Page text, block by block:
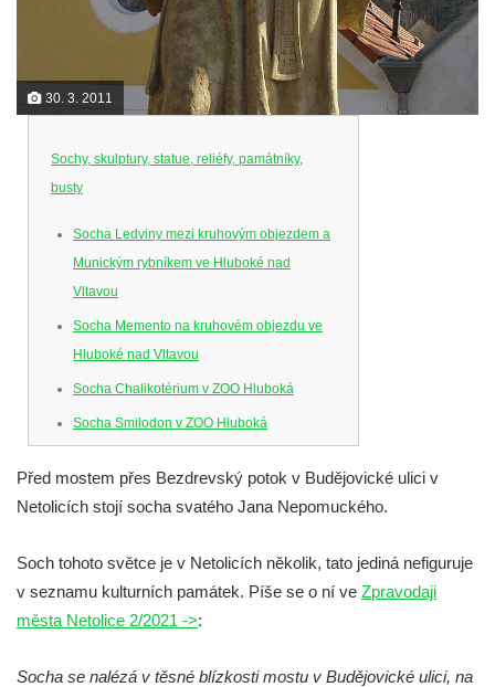
30. 3. 2011
Sochy, skulptury, statue, reliéfy, památníky,
busty
Socha Ledviny mezi kruhovým objezdem a
Munickým rybníkem ve Hluboké nad
Vltavou
Socha Memento na kruhovém objezdu ve
Hluboké nad Vltavou
Socha Chalikotérium v ZOO Hluboká
Socha Smilodon v ZOO Hluboká
Socha Koroun bezzubý v ZOO Hluboká
Socha Medvěd jeskynní v ZOO Hluboká
Socha Mamutí lebka v ZOO Hluboká
Socha Mamut srstnatý v ZOO Hluboká
Před mostem přes Bezdrevský potok v Budějovické ulici v
Netolicích stojí socha svatého Jana Nepomuckého.
Soch tohoto světce je v Netolicích několik, tato jediná nefiguruje
v seznamu kulturních památek. Píše se o ní ve Zpravodaji
města Netolice 2/2021 ->:
Socha se nalézá v těsné blízkosti mostu v Budějovické ulici, na